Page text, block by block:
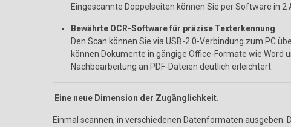
Eingescannte Doppelseiten können Sie per Software in
Bewährte OCR-Software für präzise Texterkennung
Den Scan können Sie via USB-2.0-Verbindung zum PC
können Dokumente in gängige Office-Formate wie Word
Nachbearbeitung an PDF-Dateien deutlich erleichtert.
Eine neue Dimension der Zugänglichkeit.
Einmal scannen, in verschiedenen Datenformaten